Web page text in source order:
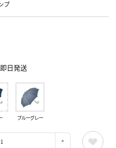
プ
日発送
ブルーグレー